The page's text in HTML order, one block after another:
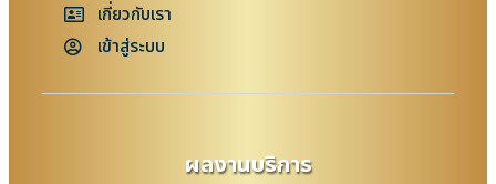
เกี่ยวกับเรา
เข้าสู่ระบบ
ผลงานบริการ